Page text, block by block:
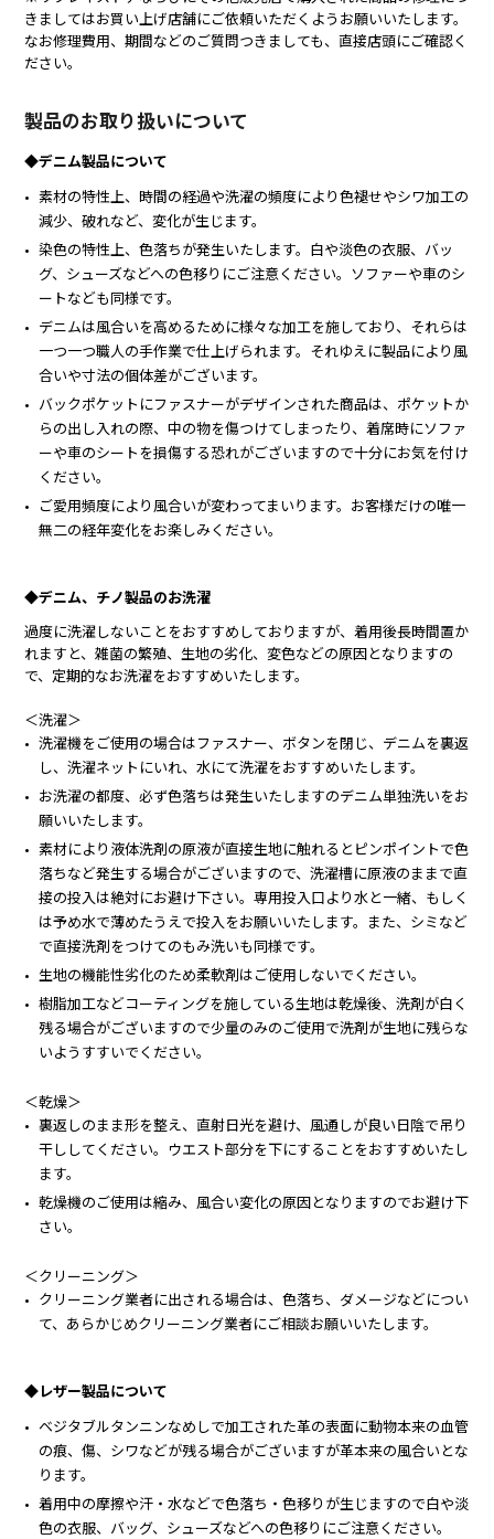
きましてはお買い上げ店舗にご依頼いただくようお願いいたします。
なお修理費用、期間などのご質問つきましても、直接店頭にご確認く
ださい。
製品のお取り扱いについて
◆デニム製品について
素材の特性上、時間の経過や洗濯の頻度により色褪せやシワ加工の
減少、破れなど、変化が生じます。
染色の特性上、色落ちが発生いたします。白や淡色の衣服、バッ
グ、シューズなどへの色移りにご注意ください。ソファーや車のシ
ートなども同様です。
デニムは風合いを高めるために様々な加工を施しており、それらは
一つ一つ職人の手作業で仕上げられます。それゆえに製品により風
合いや寸法の個体差がございます。
バックポケットにファスナーがデザインされた商品は、ポケットか
らの出し入れの際、中の物を傷つけてしまったり、着席時にソファ
ーや車のシートを損傷する恐れがございますので十分にお気を付け
ください。
ご愛用頻度により風合いが変わってまいります。お客様だけの唯一
無二の経年変化をお楽しみください。
◆デニム、チノ製品のお洗濯
過度に洗濯しないことをおすすめしておりますが、着用後長時間置か
れますと、雑菌の繁殖、生地の劣化、変色などの原因となりますの
で、定期的なお洗濯をおすすめいたします。
＜洗濯＞
洗濯機をご使用の場合はファスナー、ボタンを閉じ、デニムを裏返
し、洗濯ネットにいれ、水にて洗濯をおすすめいたします。
お洗濯の都度、必ず色落ちは発生いたしますのデニム単独洗いをお
願いいたします。
素材により液体洗剤の原液が直接生地に触れるとピンポイントで色
落ちなど発生する場合がございますので、洗濯槽に原液のままで直
接の投入は絶対にお避け下さい。専用投入口より水と一緒、もしく
は予め水で薄めたうえで投入をお願いいたします。また、シミなど
で直接洗剤をつけてのもみ洗いも同様です。
生地の機能性劣化のため柔軟剤はご使用しないでください。
樹脂加工などコーティングを施している生地は乾燥後、洗剤が白く
残る場合がございますので少量のみのご使用で洗剤が生地に残らな
いようすすいでください。
＜乾燥＞
裏返しのまま形を整え、直射日光を避け、風通しが良い日陰で吊り
干ししてください。ウエスト部分を下にすることをおすすめいたし
ます。
乾燥機のご使用は縮み、風合い変化の原因となりますのでお避け下
さい。
＜クリーニング＞
クリーニング業者に出される場合は、色落ち、ダメージなどについ
て、あらかじめクリーニング業者にご相談お願いいたします。
◆レザー製品について
ベジタブルタンニンなめしで加工された革の表面に動物本来の血管
の痕、傷、シワなどが残る場合がございますが革本来の風合いとな
ります。
着用中の摩擦や汗・水などで色落ち・色移りが生じますので白や淡
色の衣服、バッグ、シューズなどへの色移りにご注意ください。